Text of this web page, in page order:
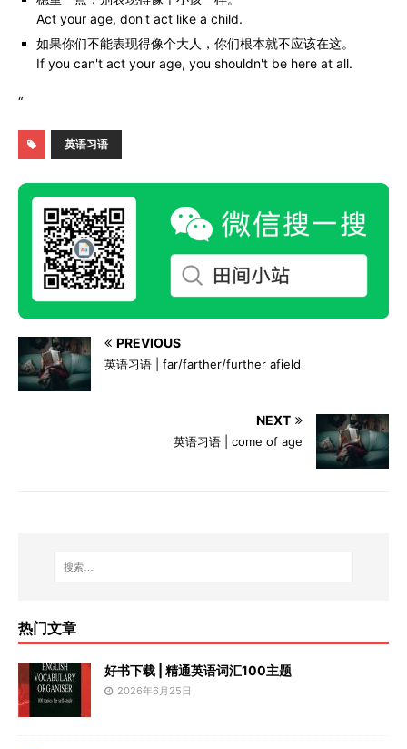
Act your age, don't act like a child.
如果你们不能表现得像个大人，你们根本就不应该在这。
If you can't act your age, you shouldn't be here at all.
“
英语习语
PREVIOUS
英语习语 | far/farther/further afield
NEXT
英语习语 | come of age
热门文章
好书下载 | 精通英语词汇100主题
2026年6月25日